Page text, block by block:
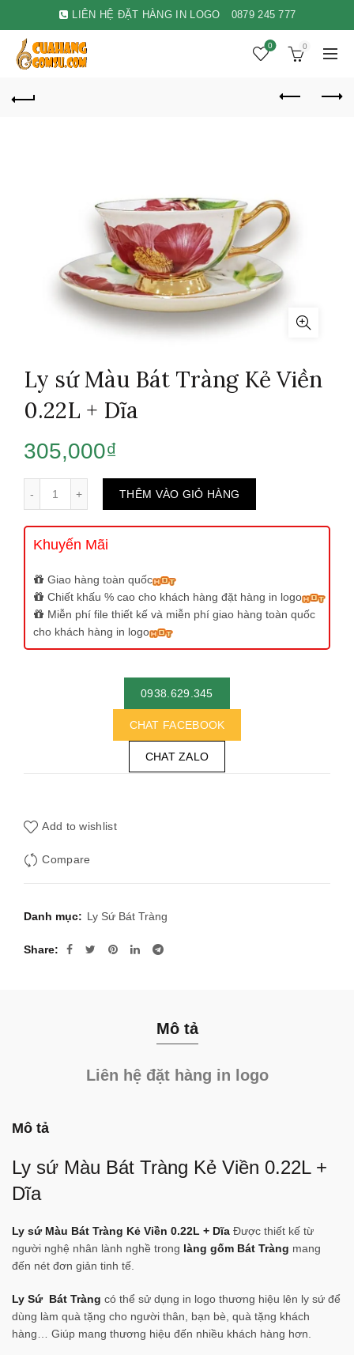
LIÊN HỆ ĐẶT HÀNG IN LOGO 0879 245 777
0 0
Ly sứ Màu Bát Tràng Kẻ Viền
0.22L + Dĩa
305,000₫
THÊM VÀO GIỎ HÀNG
Khuyến Mãi
Giao hàng toàn quốc
Chiết khấu % cao cho khách hàng đặt hàng in logo
Miễn phí file thiết kế và miễn phí giao hàng toàn quốc
cho khách hàng in logo
0938.629.345
CHAT FACEBOOK
CHAT ZALO
Add to wishlist
Compare
Danh mục: Ly Sứ Bát Tràng
Share
Mô tả
Liên hệ đặt hàng in logo
Mô tả
Ly sứ Màu Bát Tràng Kẻ Viền 0.22L +
Dĩa
Ly sứ Màu Bát Tràng Kẻ Viền 0.22L + Dĩa Được thiết kế từ
người nghệ nhân lành nghề trong làng gốm Bát Tràng mang
đến nét đơn giản tinh tế.
Ly Sứ Bát Tràng có thể sử dụng in logo thương hiệu lên ly sứ để
dùng làm quà tặng cho người thân, bạn bè, quà tặng khách
hàng… Giúp mang thương hiệu đến nhiều khách hàng hơn.